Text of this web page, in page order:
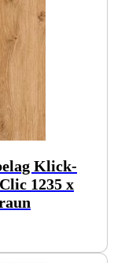
Klick-
1235 x